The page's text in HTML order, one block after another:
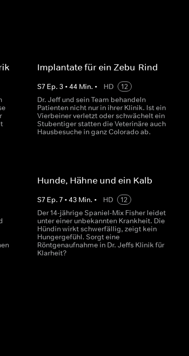
Implantate für ein Zebu-Rind
S7 Ep. 3 • 44 Min. • HD
12
Dr. Jeff und sein Team behandeln
Patienten nicht nur in ihrer Klinik. Ist ein
Vierbeiner verletzt oder schwächelt ein
Stubentiger statten die Veterinäre auch
Hausbesuche in ganz Colorado ab.
Hunde, Hähne und ein Kalb
S7 Ep. 7• 43 Min. • HD
12
Der 14-jährige Spaniel-Mix Fisher leidet
unter einer unbekannten Krankheit. Die
Hündin wirkt schwerfällig, zeigt kein
Hungergefühl. Sorgt eine
Röntgenaufnahme in Dr. Jeffs Klinik für
Klarheit?